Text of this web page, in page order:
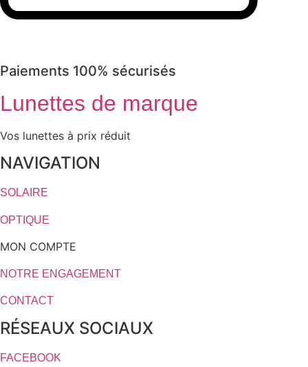
Paiements 100% sécurisés
Lunettes de marque
Vos lunettes à prix réduit
NAVIGATION
SOLAIRE
OPTIQUE
MON COMPTE
NOTRE ENGAGEMENT
CONTACT
RÉSEAUX SOCIAUX
FACEBOOK